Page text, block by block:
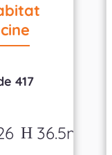
417
36.5m²